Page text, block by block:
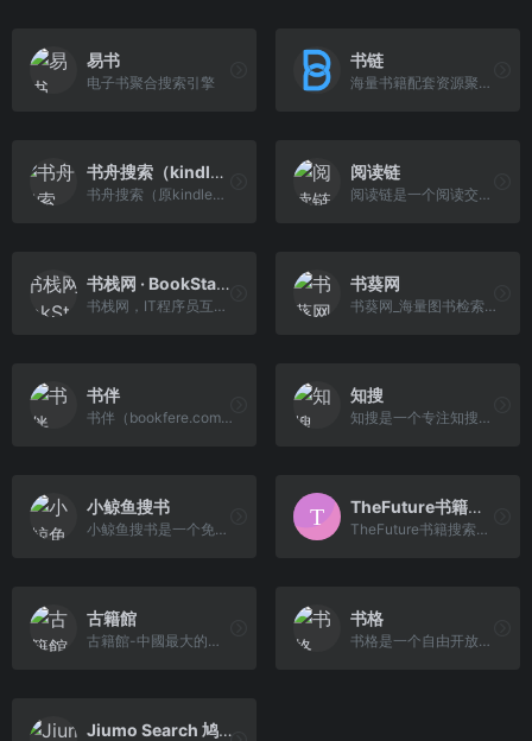
易书
电子书聚合搜索引擎
书链
海量书籍配套资源聚合搜索平台
书舟搜索（kindle吧）
书舟搜索（原kindle吧）为kindle用户免费提供海量丰富的电子书籍在线搜索与下载服务，包括mobi/azw3/epub格式，欢迎您的来访。
阅读链
阅读链是一个阅读交流社区，提供图书推荐、书单推荐、阅读交流等服务，了解KINDLE电子书的使用技巧和电子书各种格式的使用方法，高效利用电子书软件，博览群书。
书栈网 · BookStack
书栈网，IT程序员互联网开源编程书籍阅读分享，囊括小程序、前端、后端、移动端、云计算、大数据、区块链、机器学习、人工智能和面试笔试等相关书籍，助你【码】力十足！
书葵网
书葵网_海量图书检索下载
书伴
书伴（bookfere.com），创建的目的是帮助您更便捷、深入地使用手中的Kindle阅读器，让读书成为生命的一部分，让灵魂永远行走在路上。
知搜
知搜是一个专注知搜搜索的搜索引擎，收录网络上的各种书籍资源！
小鲸鱼搜书
小鲸鱼搜书是一个免费的电子书下载导航网站，汇总电子书免费下载网站，方便书友检索电子书资源！
TheFuture书籍搜索
TheFuture书籍搜索是为读书爱好者们打造的电子书搜索引擎，只需输入书名即可快速找到想看的书籍，让获取书籍变得简单快捷！让知识触手可及
古籍館
古籍館-中國最大的古籍圖書館
书格
书格是一个自由开放的在线古籍图书馆。致力于开放式分享、介绍、推荐有价值的古籍善本，并鼓励将文化艺术作品数字化归档。
Jiumo Search 鸠摩搜索